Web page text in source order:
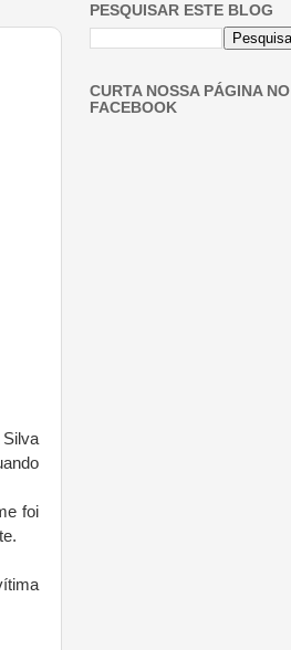
foi
PESQUISAR ESTE BLOG
CURTA NOSSA PÁGINA NO
FACEBOOK